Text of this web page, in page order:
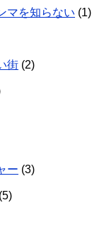
マを知らない (1)
街 (2)
ー (3)
(5)